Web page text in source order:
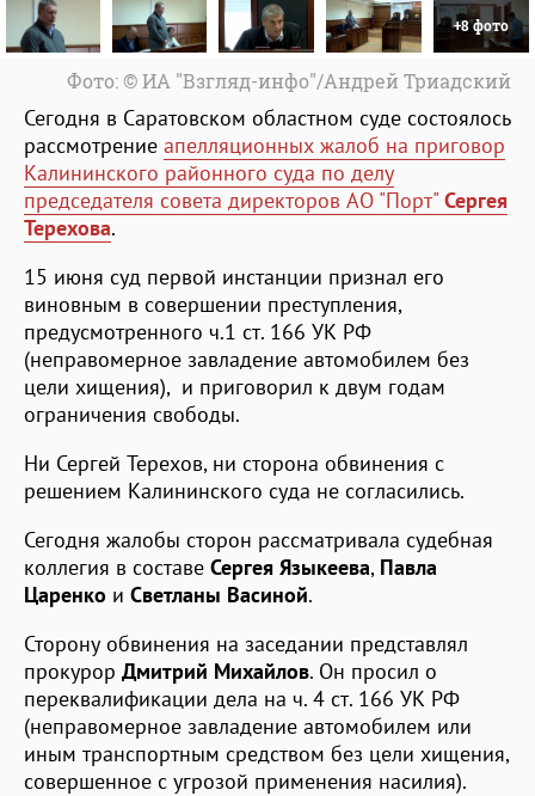
+8 фото
Фото: © ИА "Взгляд-инфо"/Андрей Триадский
Сегодня в Саратовском областном суде состоялось
рассмотрение апелляционных жалоб на приговор
Калининского районного суда по делу
председателя совета директоров АО "Порт" Сергея
Терехова.
15 июня суд первой инстанции признал его
виновным в совершении преступления,
предусмотренного ч.1 ст. 166 УК РФ
(неправомерное завладение автомобилем без
цели хищения), и приговорил к двум годам
ограничения свободы.
Ни Сергей Терехов, ни сторона обвинения с
решением Калининского суда не согласились.
Сегодня жалобы сторон рассматривала судебная
коллегия в составе Сергея Языкеева, Павла
Царенко и Светланы Васиной.
Сторону обвинения на заседании представлял
прокурор Дмитрий Михайлов. Он просил о
переквалификации дела на ч. 4 ст. 166 УК РФ
(неправомерное завладение автомобилем или
иным транспортным средством без цели хищения,
совершенное с угрозой применения насилия).